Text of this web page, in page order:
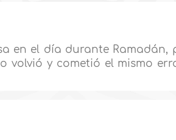
en el día durante Ramadán,
volvió y cometió el mismo